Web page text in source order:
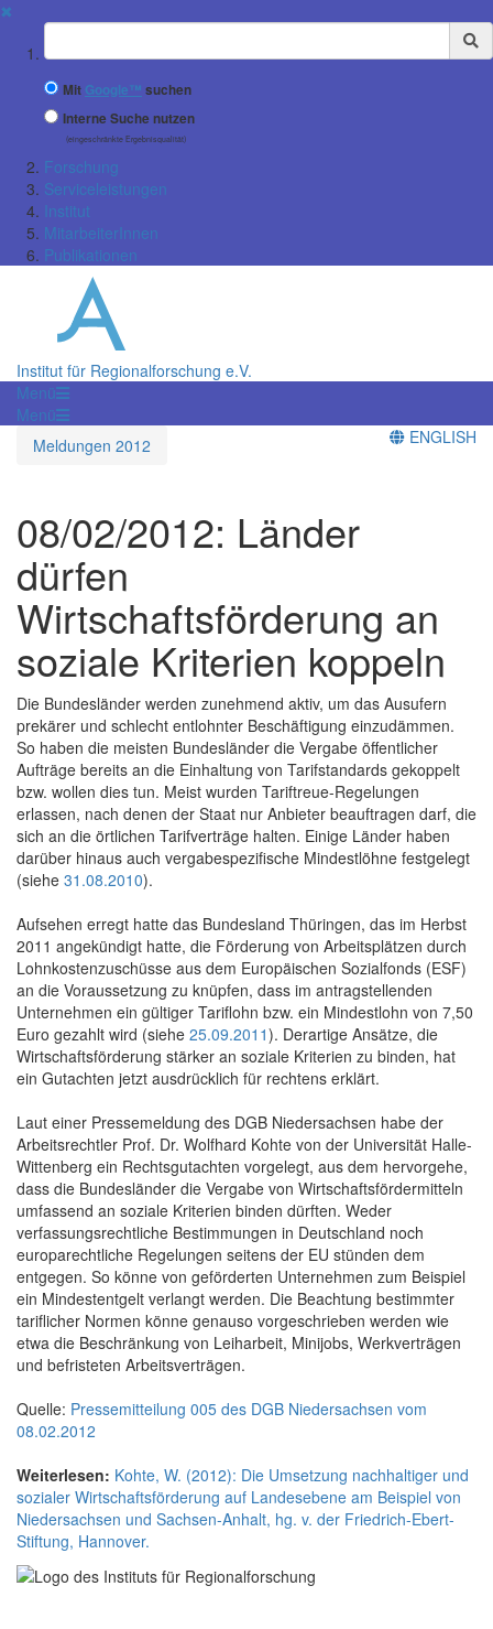
✖
Suchbegriff
Mit Google™ suchen
Interne Suche nutzen
(eingeschränkte Ergebnisqualität)
Forschung
Serviceleistungen
Institut
MitarbeiterInnen
Publikationen
Institut für Regionalforschung e.V.
Menü
Menü
Meldungen 2012
ENGLISH
08/02/2012: Länder
dürfen
Wirtschaftsförderung an
soziale Kriterien koppeln
Die Bundesländer werden zunehmend aktiv, um das Ausufern
prekärer und schlecht entlohnter Beschäftigung einzudämmen.
So haben die meisten Bundesländer die Vergabe öffentlicher
Aufträge bereits an die Einhaltung von Tarifstandards gekoppelt
bzw. wollen dies tun. Meist wurden Tariftreue-Regelungen
erlassen, nach denen der Staat nur Anbieter beauftragen darf, die
sich an die örtlichen Tarifverträge halten. Einige Länder haben
darüber hinaus auch vergabespezifische Mindestlöhne festgelegt
(siehe 31.08.2010).
Aufsehen erregt hatte das Bundesland Thüringen, das im Herbst
2011 angekündigt hatte, die Förderung von Arbeitsplätzen durch
Lohnkostenzuschüsse aus dem Europäischen Sozialfonds (ESF)
an die Voraussetzung zu knüpfen, dass im antragstellenden
Unternehmen ein gültiger Tariflohn bzw. ein Mindestlohn von 7,50
Euro gezahlt wird (siehe 25.09.2011). Derartige Ansätze, die
Wirtschaftsförderung stärker an soziale Kriterien zu binden, hat
ein Gutachten jetzt ausdrücklich für rechtens erklärt.
Laut einer Pressemeldung des DGB Niedersachsen habe der
Arbeitsrechtler Prof. Dr. Wolfhard Kohte von der Universität Halle-
Wittenberg ein Rechtsgutachten vorgelegt, aus dem hervorgehe,
dass die Bundesländer die Vergabe von Wirtschaftsfördermitteln
umfassend an soziale Kriterien binden dürften. Weder
verfassungsrechtliche Bestimmungen in Deutschland noch
europarechtliche Regelungen seitens der EU stünden dem
entgegen. So könne von geförderten Unternehmen zum Beispiel
ein Mindestentgelt verlangt werden. Die Beachtung bestimmter
tariflicher Normen könne genauso vorgeschrieben werden wie
etwa die Beschränkung von Leiharbeit, Minijobs, Werkverträgen
und befristeten Arbeitsverträgen.
Quelle: Pressemitteilung 005 des DGB Niedersachsen vom
08.02.2012
Weiterlesen: Kohte, W. (2012): Die Umsetzung nachhaltiger und
sozialer Wirtschaftsförderung auf Landesebene am Beispiel von
Niedersachsen und Sachsen-Anhalt, hg. v. der Friedrich-Ebert-
Stiftung, Hannover.